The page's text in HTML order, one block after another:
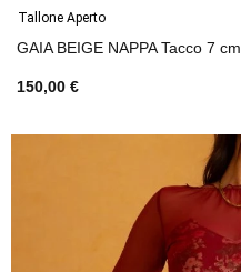
Tallone Aperto
GAIA BEIGE NAPPA Tacco 7 cm
150,00 €